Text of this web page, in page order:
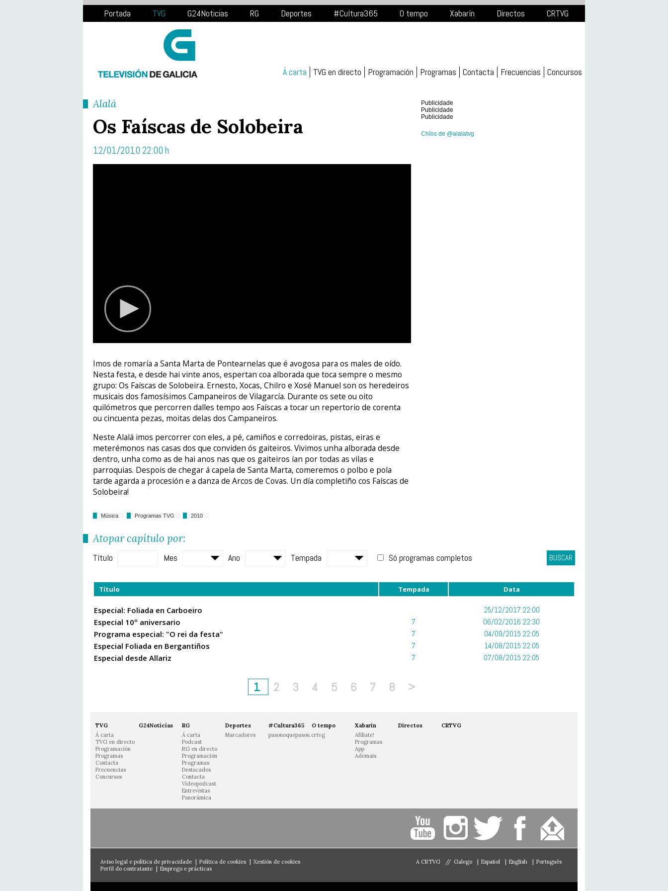
Portada TVG G24Noticias RG Deportes #Cultura365 O tempo Xabarín Directos CRTVG
Á carta TVG en directo Programación Programas Contacta Frecuencias Concursos
Alalá
Os Faíscas de Solobeira
12/01/2010 22:00 h
Imos de romaría a Santa Marta de Pontearnelas que é avogosa para os males de oído.
Nesta festa, e desde hai vinte anos, espertan coa alborada que toca sempre o mesmo
grupo: Os Faíscas de Solobeira. Ernesto, Xocas, Chilro e Xosé Manuel son os heredeiros
musicais dos famosísimos Campaneiros de Vilagarcía. Durante os sete ou oito
quilómetros que percorren dalles tempo aos Faíscas a tocar un repertorio de corenta
ou cincuenta pezas, moitas delas dos Campaneiros.
Neste Alalá imos percorrer con eles, a pé, camiños e corredoiras, pistas, eiras e
meterémonos nas casas dos que conviden ós gaiteiros. Vivimos unha alborada desde
dentro, unha como as de hai anos nas que os gaiteiros ían por todas as vilas e
parroquias. Despois de chegar á capela de Santa Marta, comeremos o polbo e pola
tarde agarda a procesión e a danza de Arcos de Covas. Un día completiño cos Faíscas de
Solobeira!
Música Programas TVG 2010
Publicidade
Publicidade
Publicidade
Chíos de @alalatvg
Atopar capítulo por:
Título Mes Ano Tempada Só programas completos BUSCAR
Título Tempada Data
Especial: Foliada en Carboeiro 25/12/2017 22:00
Especial 10º aniversario 7 06/02/2016 22:30
Programa especial: "O rei da festa" 7 04/09/2015 22:05
Especial Foliada en Bergantiños 7 14/08/2015 22:05
Especial desde Allariz 7 07/08/2015 22:05
1 2 3 4 5 6 7 8 >
TVG
Á carta
TVG en directo
Programación
Programas
Contacta
Frecuencias
Concursos
G24Noticias
RG
Á carta
Podcast
RG en directo
Programación
Programas
Destacados
Contacta
Vídeopodcast
Entrevistas
Panorámica
Deportes
Marcadores
#Cultura365
pasouoquepasou.crtvg
O tempo
Xabarín
Afíliate!
Programas
App
Ademais
Directos CRTVG
Aviso legal e política de privacidade Política de cookies
Xestión de cookies
Perfil do contratante
Emprego e prácticas
A CRTVG // Galego Español English Português